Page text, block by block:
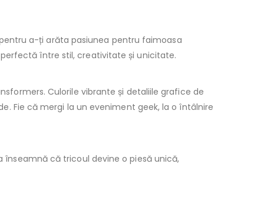
a-ți arăta pasiunea pentru faimoasa
între stil, creativitate și unicitate.
Culorile vibrante și detaliile grafice de
Fie că mergi la un eveniment geek, la o întâlnire
că tricoul devine o piesă unică,